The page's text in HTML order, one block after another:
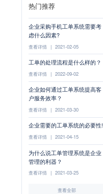
热门推荐
企业采购手机工单系统需要考
虑什么因素?
查看详情 | 2021-02-05
工单的处理流程是什么样的？
查看详情 | 2022-09-02
企业如何通过工单系统提高客
户服务效率？
查看详情 | 2021-03-30
企业需要的工单系统的必要性!
查看详情 | 2021-04-15
为什么说工单管理系统是企业
管理的利器？
查看详情 | 2021-03-25
查看全部